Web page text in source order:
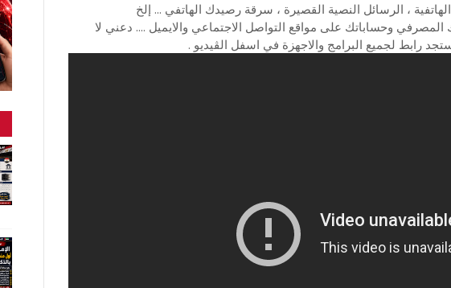
، الرسائل النصية القصيرة ، سرقة رصيدك الهاتفي ... إلخ
وحساباتك على مواقع التواصل الاجتماعي والايميل .... دعني لا
رابط لجميع البرامج والاجهزة في اسفل الڤيديو .